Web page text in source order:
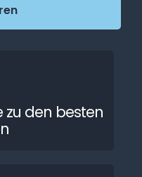
zu den besten